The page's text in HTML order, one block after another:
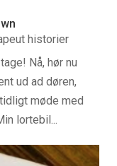
historier
Nå, hør nu
ud ad døren,
møde med
lortebil...